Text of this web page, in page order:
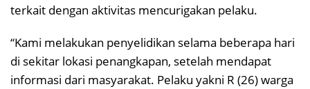
terkait dengan aktivitas mencurigakan pelaku.
“Kami melakukan penyelidikan selama beberapa hari
di sekitar lokasi penangkapan, setelah mendapat
informasi dari masyarakat. Pelaku yakni R (26) warga